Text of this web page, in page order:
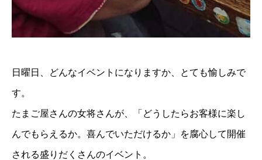
日曜日、どんなイベントになりますか、とても愉しみで
す。
たまご屋さんの女将さんが、「どうしたらお客様に楽し
んでもらえるか。喜んでいただけるか」を腐心して開催
される盛りだくさんのイベント。